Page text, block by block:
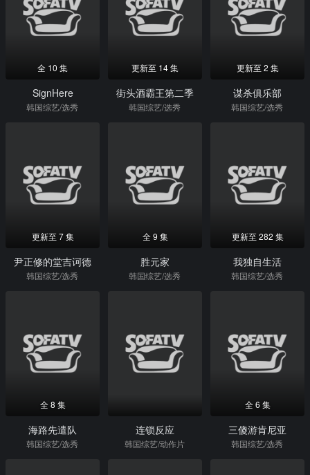
全 10 集
SignHere
韩国综艺/选秀
更新至 14 集
街头酒霸王第二季
韩国综艺/选秀
更新至 2 集
谋杀俱乐部
韩国综艺/选秀
更新至 7 集
尹正修的堂吉诃德
韩国综艺/选秀
全 9 集
胜元家
韩国综艺/选秀
更新至 282 集
我独自生活
韩国综艺/选秀
全 8 集
海路先遣队
韩国综艺/选秀
连锁反应
韩国综艺/动作片
全 6 集
三傻游肯尼亚
韩国综艺/选秀